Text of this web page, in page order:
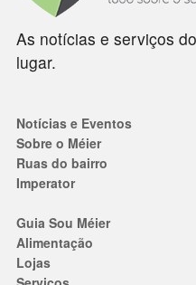
As notícias e serviços
lugar.
Notícias e Eventos
Sobre o Méier
Ruas do bairro
Imperator
Guia Sou Méier
Alimentação
Lojas